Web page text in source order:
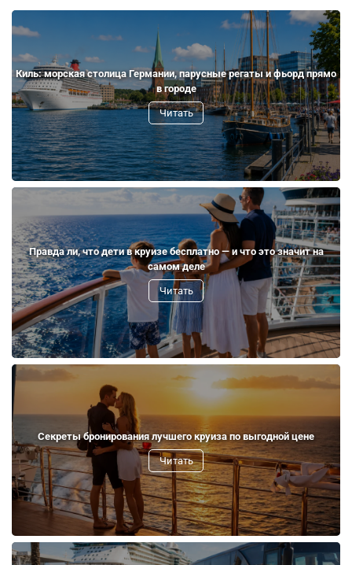
Киль: морская столица Германии, парусные регаты и фьорд прямо
в городе
Читать
Правда ли, что дети в круизе бесплатно — и что это значит на
самом деле
Читать
Секреты бронирования лучшего круиза по выгодной цене
Читать